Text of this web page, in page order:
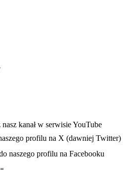
nowej karcie
się w nowej karcie
kanał w serwisie YouTube
karcie profilu na X (dawniej Twitter)
się w nowej karcie
naszego profilu na Facebooku